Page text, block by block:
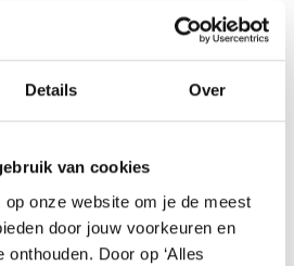
Details Over
van cookies
onze website om je de meest
door jouw voorkeuren en
onthouden. Door op ‘Alles
culturele documenten voor
voor iedereen
(8 mei 2018)
en Cultuur 2021-2024
(27 juni